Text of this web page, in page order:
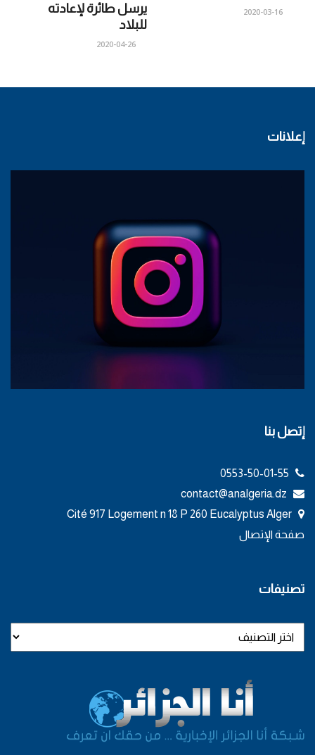
يرسل طائرة لإعادته
للبلاد
2020-04-26
2020-03-16
إعلانات
إتصل بنا
صفحة الإتصال
تصنيفات